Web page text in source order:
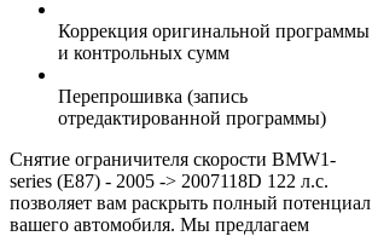
Коррекция оригинальной программы
и контрольных сумм
Перепрошивка (запись
отредактированной программы)
Снятие ограничителя скорости BMW1-
series (E87) - 2005 -> 2007118D 122 л.с.
позволяет вам раскрыть полный потенциал
вашего автомобиля. Мы предлагаем